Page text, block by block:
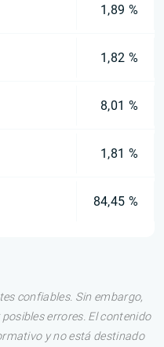
1,89 %
1,82 %
8,01 %
1,81 %
84,45 %
confiables. Sin embargo,
errores. El contenido
y no está destinado